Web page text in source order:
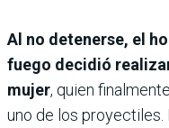
Al no detenerse, el
fuego decidió
mujer, quien
uno de los proyectiles.